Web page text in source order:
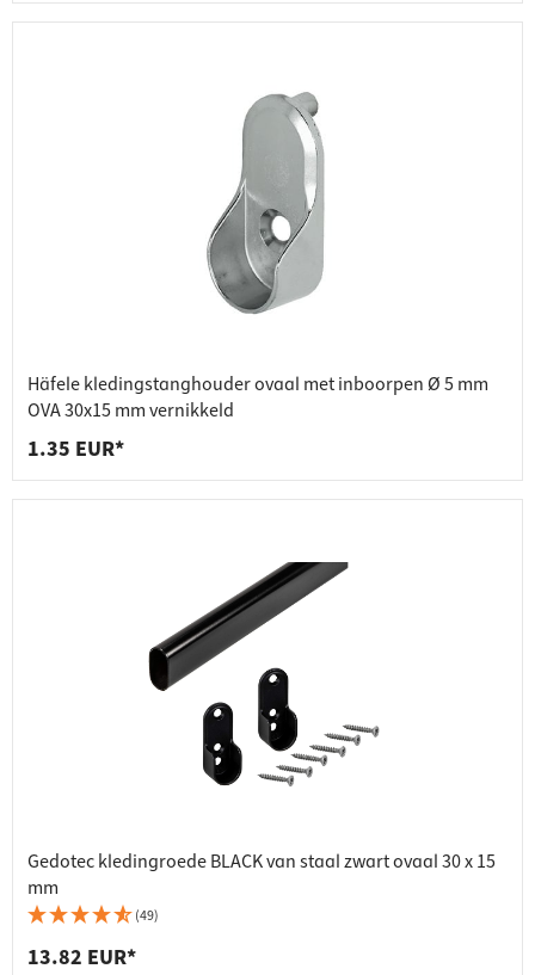
Häfele kledingstanghouder ovaal met inboorpen Ø 5 mm
OVA 30x15 mm vernikkeld
1.35 EUR*
Gedotec kledingroede BLACK van staal zwart ovaal 30 x 15
mm
(49)
13.82 EUR*